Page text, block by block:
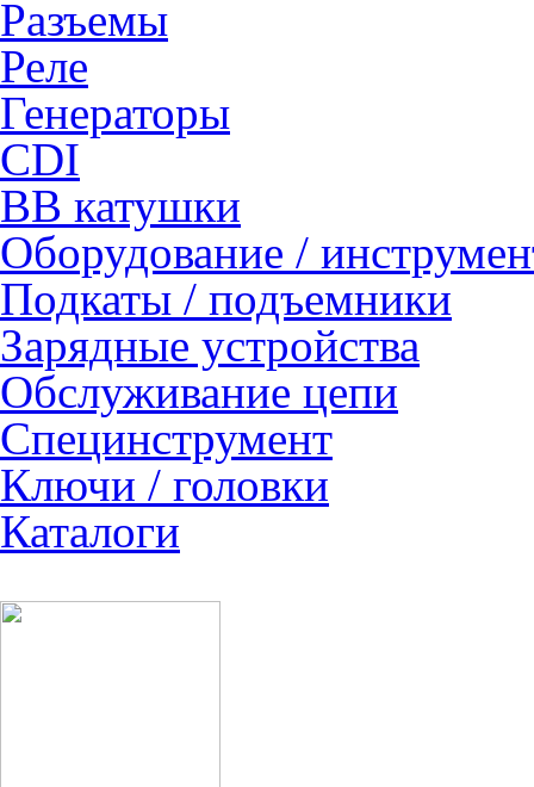
Разъемы
Реле
Генераторы
CDI
ВВ катушки
Оборудование /
Подкаты / подъемники
Зарядные устройства
Обслуживание цепи
Специнструмент
Ключи / головки
Каталоги